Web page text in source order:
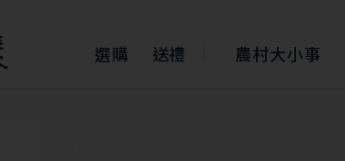
選購 送禮 農村大小事